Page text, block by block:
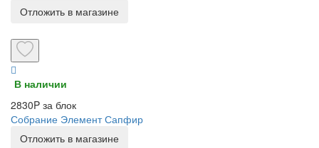
Отложить в магазине
В наличии
2830P за блок
Собрание Элемент Сапфир
Отложить в магазине